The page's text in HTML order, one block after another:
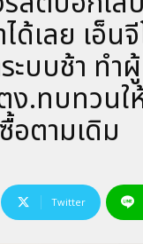
ด้เลย เอ็น
ะบบช้า ทำ
ง.ทบทวนใ
ตามเดิม
Twitter